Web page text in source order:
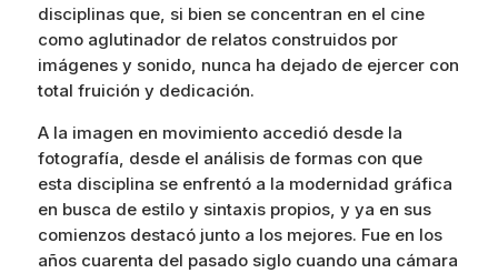
disciplinas que, si bien se concentran en el cine
como aglutinador de relatos construidos por
imágenes y sonido, nunca ha dejado de ejercer con
total fruición y dedicación.
A la imagen en movimiento accedió desde la
fotografía, desde el análisis de formas con que
esta disciplina se enfrentó a la modernidad gráfica
en busca de estilo y sintaxis propios, y ya en sus
comienzos destacó junto a los mejores. Fue en los
años cuarenta del pasado siglo cuando una cámara